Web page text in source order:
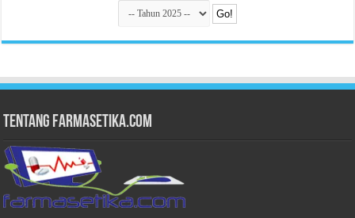
Tentang Farmasetika.com